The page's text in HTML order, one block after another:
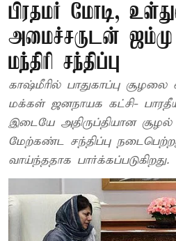
பிரதமர் மோடி,
அமைச்சருடன்
மந்திரி சந்திப்பு
காஷ்மீரில் பாதுகாப்பு
மக்கள் ஜனநாயக கட்சி-
இடையே அதிருப்தியான சூழல்
மேற்கண்ட சந்திப்பு
வாய்ந்ததாக பார்க்கப்படுகிறது.